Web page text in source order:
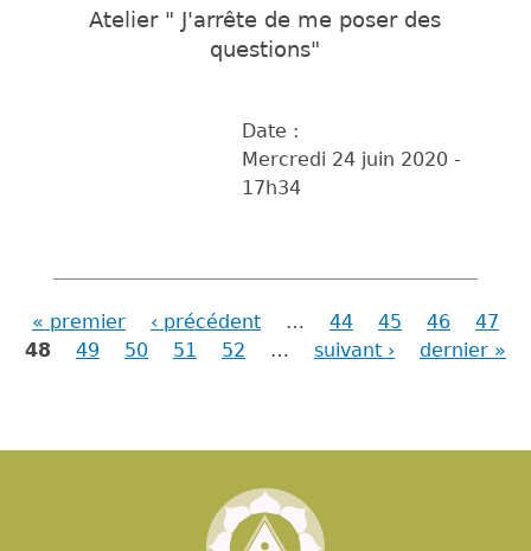
Atelier " J'arrête de me poser des
questions"
Date :
Mercredi 24 juin 2020 -
17h34
Pages
« premier ‹ précédent … 44 45 46
47
48
49 50 51 52 … suivant › dernier »